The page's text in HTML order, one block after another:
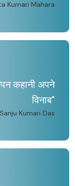
Kumari Mahara
कहानी अपने
विनाब"
Kumari Das